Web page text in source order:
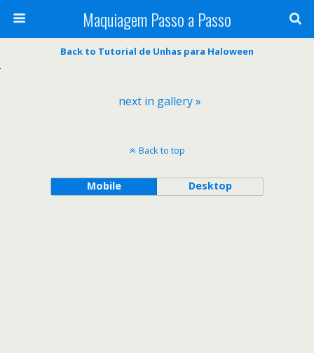
Maquiagem Passo a Passo
Back to Tutorial de Unhas para Haloween
next in gallery »
Back to top
Mobile Desktop